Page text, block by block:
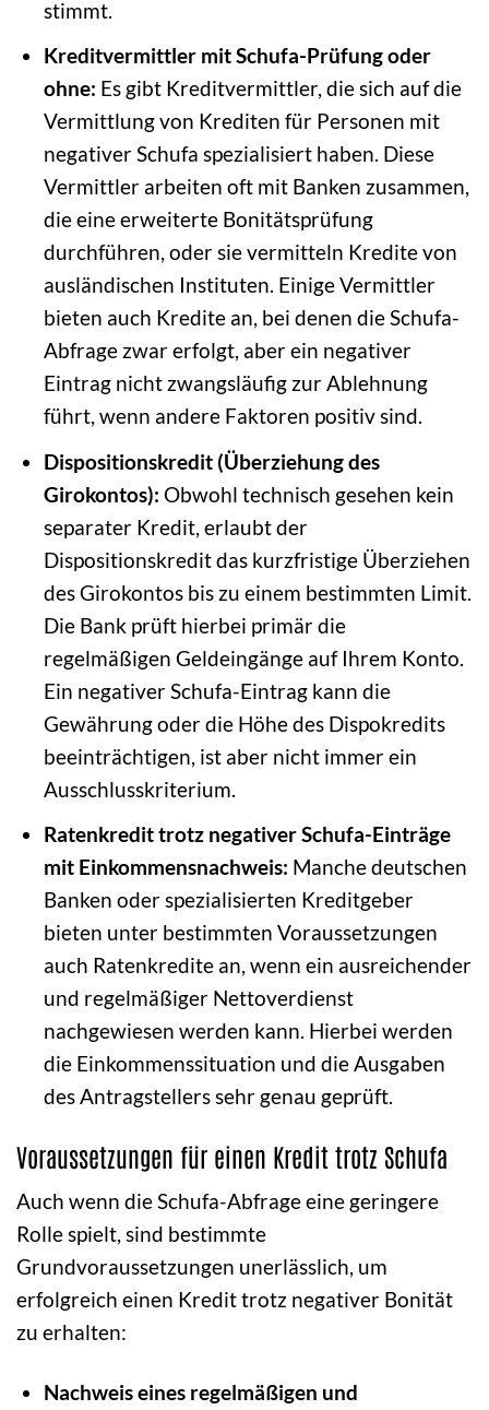
stimmt.
Kreditvermittler mit Schufa-Prüfung oder
ohne: Es gibt Kreditvermittler, die sich auf die
Vermittlung von Krediten für Personen mit
negativer Schufa spezialisiert haben. Diese
Vermittler arbeiten oft mit Banken zusammen,
die eine erweiterte Bonitätsprüfung
durchführen, oder sie vermitteln Kredite von
ausländischen Instituten. Einige Vermittler
bieten auch Kredite an, bei denen die Schufa-
Abfrage zwar erfolgt, aber ein negativer
Eintrag nicht zwangsläufig zur Ablehnung
führt, wenn andere Faktoren positiv sind.
Dispositionskredit (Überziehung des
Girokontos): Obwohl technisch gesehen kein
separater Kredit, erlaubt der
Dispositionskredit das kurzfristige Überziehen
des Girokontos bis zu einem bestimmten Limit.
Die Bank prüft hierbei primär die
regelmäßigen Geldeingänge auf Ihrem Konto.
Ein negativer Schufa-Eintrag kann die
Gewährung oder die Höhe des Dispokredits
beeinträchtigen, ist aber nicht immer ein
Ausschlusskriterium.
Ratenkredit trotz negativer Schufa-Einträge
mit Einkommensnachweis: Manche deutschen
Banken oder spezialisierten Kreditgeber
bieten unter bestimmten Voraussetzungen
auch Ratenkredite an, wenn ein ausreichender
und regelmäßiger Nettoverdienst
nachgewiesen werden kann. Hierbei werden
die Einkommenssituation und die Ausgaben
des Antragstellers sehr genau geprüft.
Voraussetzungen für einen Kredit trotz Schufa
Auch wenn die Schufa-Abfrage eine geringere
Rolle spielt, sind bestimmte
Grundvoraussetzungen unerlässlich, um
erfolgreich einen Kredit trotz negativer Bonität
zu erhalten:
Nachweis eines regelmäßigen und